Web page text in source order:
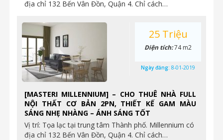
địa chỉ 132 Bến Vân Đồn, Quận 4. Chỉ cách…
[MASTERI MILLENNIUM] – CHO THUÊ NHÀ FULL
NỘI THẤT CƠ BẢN 2PN, THIẾT KẾ GAM MÀU
SÁNG NHẸ NHÀNG – ÁNH SÁNG TỐT
Vị trí: Tọa lạc tại trung tâm Thành phố. Millennium có
địa chỉ 132 Bến Vân Đồn, Quận 4. Chỉ cách…
25 Triệu
Diện tích:74 m2
Ngày đăng: 8-01-2019